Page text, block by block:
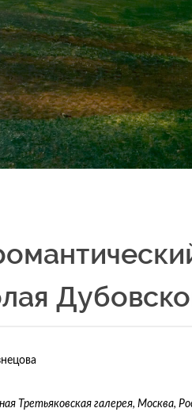
Третьяковская галерея, Москва,